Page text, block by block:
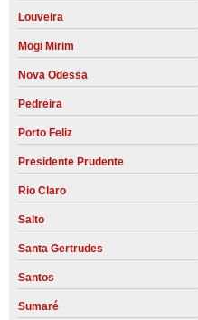
Louveira
Mogi Mirim
Nova Odessa
Pedreira
Porto Feliz
Presidente Prudente
Rio Claro
Salto
Santa Gertrudes
Santos
Sumaré